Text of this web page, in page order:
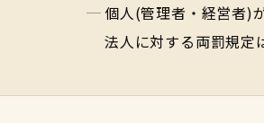
個人(管理者・経営者
法人に対する両罰規定